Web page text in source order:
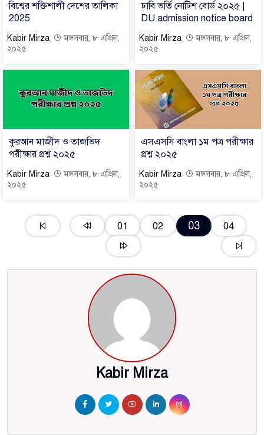
বিশ্বের শক্তিশালী দেশের তালিকা
2025
Kabir Mirza
মঙ্গলবার, ৮ এপ্রিল,
২০২৫
ঢাবি ভর্তি নোটিশ বোর্ড ২০২৫ |
DU admission notice board
Kabir Mirza
মঙ্গলবার, ৮ এপ্রিল,
২০২৫
কুরআন মাজীদ ও তাজভিদ
পরীক্ষার প্রশ্ন ২০২৫
Kabir Mirza
মঙ্গলবার, ৮ এপ্রিল,
২০২৫
এসএসসি বাংলা ১ম পত্র পরীক্ষার
প্রশ্ন ২০২৫
Kabir Mirza
মঙ্গলবার, ৮ এপ্রিল,
২০২৫
01 02 03 04
Kabir Mirza